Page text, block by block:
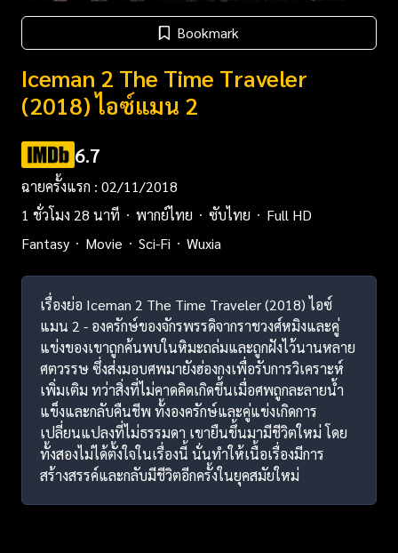
Bookmark
Iceman 2 The Time Traveler
(2018) ไอซ์แมน 2
6.7
ฉายครั้งแรก : 02/11/2018
1 ชั่วโมง 28 นาที
พากย์ไทย ซับไทย
Full HD
Fantasy
Movie Sci-Fi Wuxia
เรื่องย่อ Iceman 2 The Time Traveler (2018) ไอซ์
แมน 2 - องครักษ์ของจักรพรรดิจากราชวงศ์หมิงและคู่
แข่งของเขาถูกค้นพบในหิมะถล่มและถูกฝังไว้นานหลาย
ศตวรรษ ซึ่งส่งมอบศพมายังฮ่องกงเพื่อรับการวิเคราะห์
เพิ่มเติม ทว่าสิ่งที่ไม่คาดคิดเกิดขึ้นเมื่อศพถูกละลายน้ำ
แข็งและกลับคืนชีพ ทั้งองครักษ์และคู่แข่งเกิดการ
เปลี่ยนแปลงที่ไม่ธรรมดา เขายืนขึ้นมามีชีวิตใหม่ โดย
ทั้งสองไม่ได้ตั้งใจในเรื่องนี้ นั่นทำให้เนื้อเรื่องมีการ
สร้างสรรค์และกลับมีชีวิตอีกครั้งในยุคสมัยใหม่